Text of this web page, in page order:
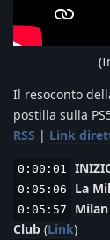
Il resoconto
postilla sulla
RSS | Link
0:00:01
0:05:06 La
0:05:57
Milan
Club (Link)